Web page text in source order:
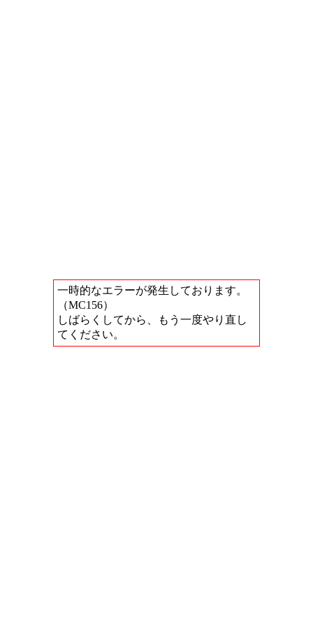
一時的なエラーが発生しております。
（MC156）
しばらくしてから、もう一度やり直し
てください。